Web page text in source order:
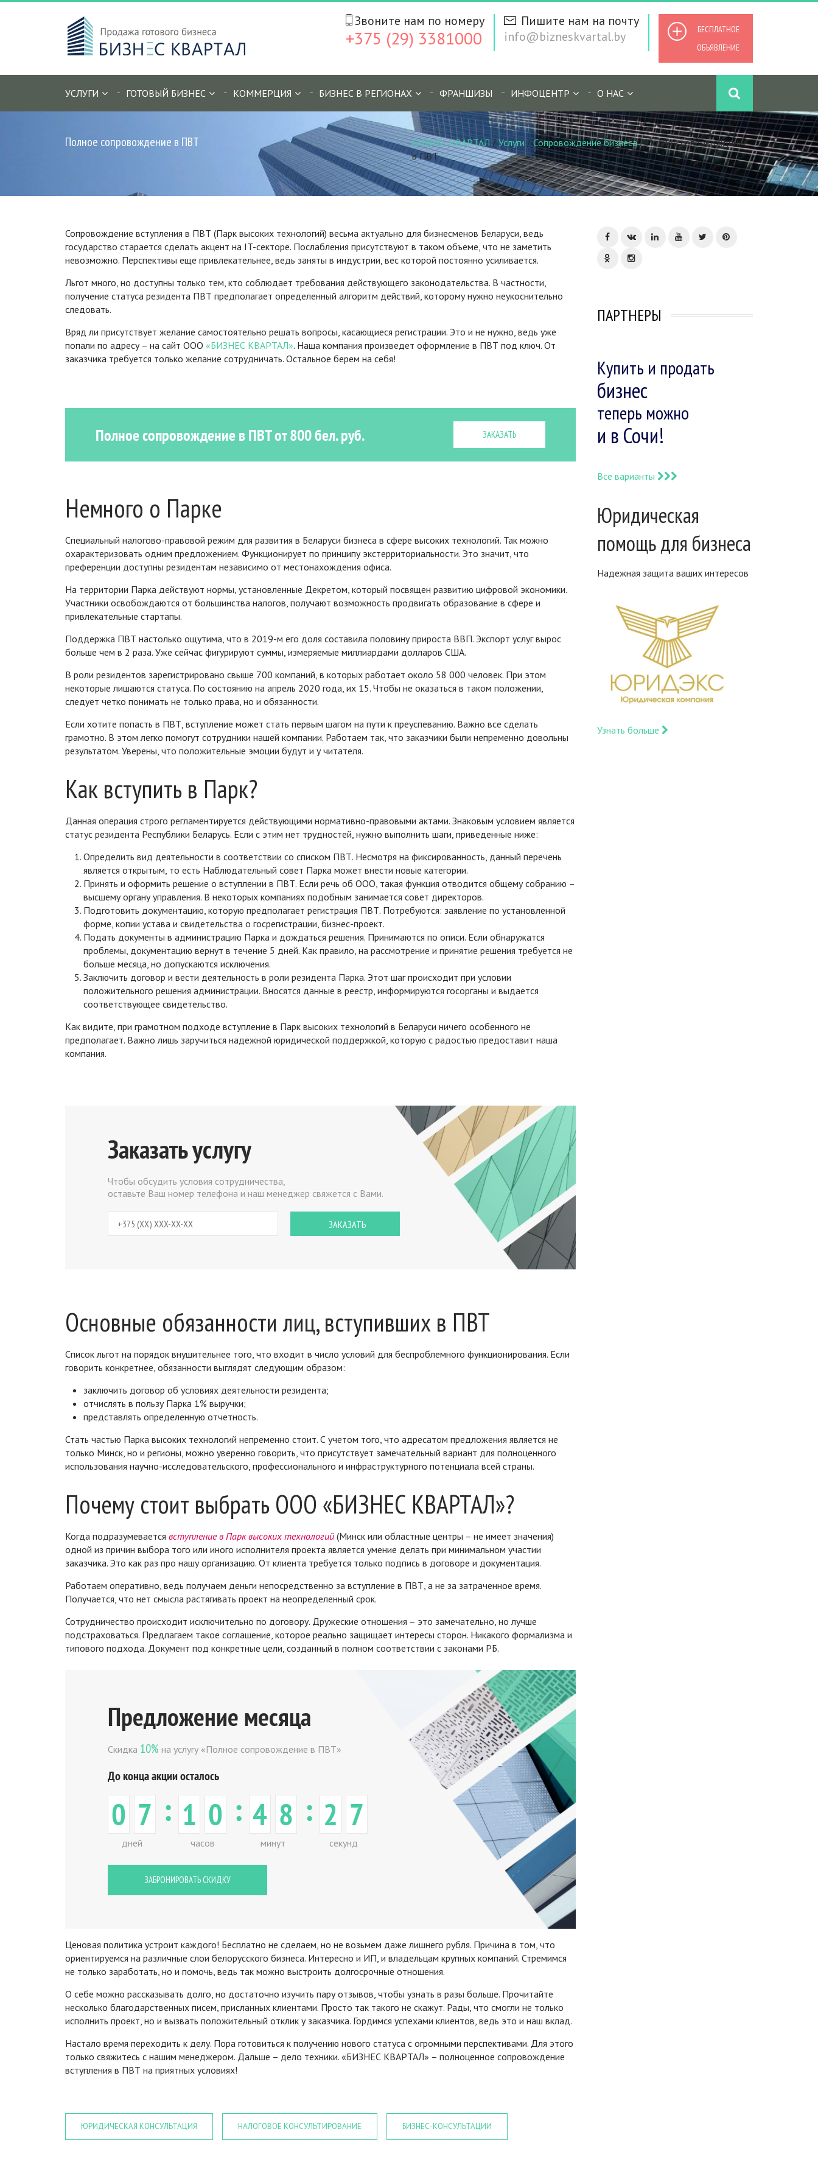
БЕСПЛАТНОЕ
ОБЪЯВЛЕНИЕ
Пишите нам на почту
info@bizneskvartal.by
Звоните нам по номеру
+375 (29) 3381000
УСЛУГИ ГОТОВЫЙ БИЗНЕС КОММЕРЦИЯ БИЗНЕС В РЕГИОНАХ ФРАНШИЗЫ ИНФОЦЕНТР О НАС
Полное сопровождение в ПВТ БИЗНЕС КВАРТАЛ / Услуги /Сопровождение бизнеса/Полное сопровождение
в ПВТ
Сопровождение вступления в ПВТ (Парк высоких технологий) весьма актуально для бизнесменов Беларуси, ведь
государство старается сделать акцент на IT-секторе. Послабления присутствуют в таком объеме, что не заметить
невозможно. Перспективы еще привлекательнее, ведь заняты в индустрии, вес которой постоянно усиливается.
Льгот много, но доступны только тем, кто соблюдает требования действующего законодательства. В частности,
получение статуса резидента ПВТ предполагает определенный алгоритм действий, которому нужно неукоснительно
следовать.
Вряд ли присутствует желание самостоятельно решать вопросы, касающиеся регистрации. Это и не нужно, ведь уже
попали по адресу – на сайт ООО «БИЗНЕС КВАРТАЛ». Наша компания произведет оформление в ПВТ под ключ. От
заказчика требуется только желание сотрудничать. Остальное берем на себя!
Полное сопровождение в ПВТ от 800 бел. руб. ЗАКАЗАТЬ
Немного о Парке
Специальный налогово-правовой режим для развития в Беларуси бизнеса в сфере высоких технологий. Так можно
охарактеризовать одним предложением. Функционирует по принципу экстерриториальности. Это значит, что
преференции доступны резидентам независимо от местонахождения офиса.
На территории Парка действуют нормы, установленные Декретом, который посвящен развитию цифровой экономики.
Участники освобождаются от большинства налогов, получают возможность продвигать образование в сфере и
привлекательные стартапы.
Поддержка ПВТ настолько ощутима, что в 2019-м его доля составила половину прироста ВВП. Экспорт услуг вырос
больше чем в 2 раза. Уже сейчас фигурируют суммы, измеряемые миллиардами долларов США.
В роли резидентов зарегистрировано свыше 700 компаний, в которых работает около 58 000 человек. При этом
некоторые лишаются статуса. По состоянию на апрель 2020 года, их 15. Чтобы не оказаться в таком положении,
следует четко понимать не только права, но и обязанности.
Если хотите попасть в ПВТ, вступление может стать первым шагом на пути к преуспеванию. Важно все сделать
грамотно. В этом легко помогут сотрудники нашей компании. Работаем так, что заказчики были непременно довольны
результатом. Уверены, что положительные эмоции будут и у читателя.
Как вступить в Парк?
Данная операция строго регламентируется действующими нормативно-правовыми актами. Знаковым условием является
статус резидента Республики Беларусь. Если с этим нет трудностей, нужно выполнить шаги, приведенные ниже:
Определить вид деятельности в соответствии со списком ПВТ. Несмотря на фиксированность, данный перечень
является открытым, то есть Наблюдательный совет Парка может внести новые категории.
Принять и оформить решение о вступлении в ПВТ. Если речь об ООО, такая функция отводится общему собранию –
высшему органу управления. В некоторых компаниях подобным занимается совет директоров.
Подготовить документацию, которую предполагает регистрация ПВТ. Потребуются: заявление по установленной
форме, копии устава и свидетельства о госрегистрации, бизнес-проект.
Подать документы в администрацию Парка и дождаться решения. Принимаются по описи. Если обнаружатся
проблемы, документацию вернут в течение 5 дней. Как правило, на рассмотрение и принятие решения требуется не
больше месяца, но допускаются исключения.
Заключить договор и вести деятельность в роли резидента Парка. Этот шаг происходит при условии
положительного решения администрации. Вносятся данные в реестр, информируются госорганы и выдается
соответствующее свидетельство.
Как видите, при грамотном подходе вступление в Парк высоких технологий в Беларуси ничего особенного не
предполагает. Важно лишь заручиться надежной юридической поддержкой, которую с радостью предоставит наша
компания.
Заказать услугу
Чтобы обсудить условия сотрудничества,
оставьте Ваш номер телефона и наш менеджер свяжется с Вами.
Основные обязанности лиц, вступивших в ПВТ
Список льгот на порядок внушительнее того, что входит в число условий для беспроблемного функционирования. Если
говорить конкретнее, обязанности выглядят следующим образом:
заключить договор об условиях деятельности резидента;
отчислять в пользу Парка 1% выручки;
представлять определенную отчетность.
Стать частью Парка высоких технологий непременно стоит. С учетом того, что адресатом предложения является не
только Минск, но и регионы, можно уверенно говорить, что присутствует замечательный вариант для полноценного
использования научно-исследовательского, профессионального и инфраструктурного потенциала всей страны.
Почему стоит выбрать ООО «БИЗНЕС КВАРТАЛ»?
Когда подразумевается вступление в Парк высоких технологий (Минск или областные центры – не имеет значения)
одной из причин выбора того или иного исполнителя проекта является умение делать при минимальном участии
заказчика. Это как раз про нашу организацию. От клиента требуется только подпись в договоре и документация.
Работаем оперативно, ведь получаем деньги непосредственно за вступление в ПВТ, а не за затраченное время.
Получается, что нет смысла растягивать проект на неопределенный срок.
Сотрудничество происходит исключительно по договору. Дружеские отношения – это замечательно, но лучше
подстраховаться. Предлагаем такое соглашение, которое реально защищает интересы сторон. Никакого формализма и
типового подхода. Документ под конкретные цели, созданный в полном соответствии с законами РБ.
Предложение месяца
Скидка 10% на услугу «Полное сопровождение в ПВТ»
До конца акции осталось
0 7
дней
: 1 0
часов
: 4 8
минут
: 2 7
секунд
ЗАБРОНИРОВАТЬ СКИДКУ
Ценовая политика устроит каждого! Бесплатно не сделаем, но не возьмем даже лишнего рубля. Причина в том, что
ориентируемся на различные слои белорусского бизнеса. Интересно и ИП, и владельцам крупных компаний. Стремимся
не только заработать, но и помочь, ведь так можно выстроить долгосрочные отношения.
О себе можно рассказывать долго, но достаточно изучить пару отзывов, чтобы узнать в разы больше. Прочитайте
несколько благодарственных писем, присланных клиентами. Просто так такого не скажут. Рады, что смогли не только
исполнить проект, но и вызвать положительный отклик у заказчика. Гордимся успехами клиентов, ведь это и наш вклад.
Настало время переходить к делу. Пора готовиться к получению нового статуса с огромными перспективами. Для этого
только свяжитесь с нашим менеджером. Дальше – дело техники. «БИЗНЕС КВАРТАЛ» – полноценное сопровождение
вступления в ПВТ на приятных условиях!
ЮРИДИЧЕСКАЯ КОНСУЛЬТАЦИЯ НАЛОГОВОЕ КОНСУЛЬТИРОВАНИЕ БИЗНЕС-КОНСУЛЬТАЦИИ
ПАРТНЕРЫ
Купить и продать
бизнес
теперь можно
и в Сочи!
Все варианты
Юридическая
помощь для бизнеса
Надежная защита ваших интересов
Узнать больше